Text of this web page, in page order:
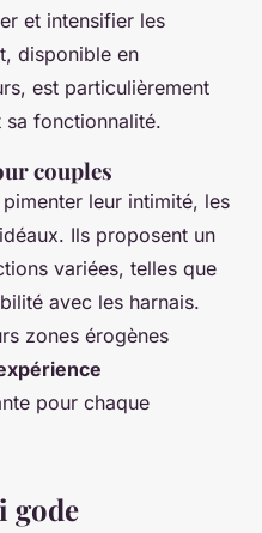
et intensifier les
disponible en
est particulièrement
fonctionnalité.
couples
leur intimité, les
Ils proposent un
variées, telles que
avec les harnais.
zones érogènes
pour chaque
gode